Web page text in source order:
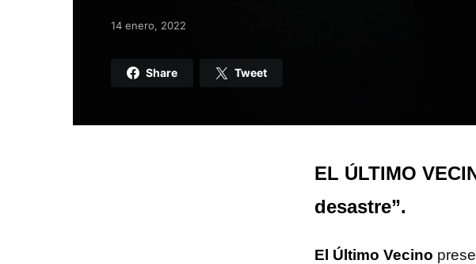
Posted on
14 enero, 2022
Share Tweet
EL ÚLTIMO
desastre”.
El Último Vecino